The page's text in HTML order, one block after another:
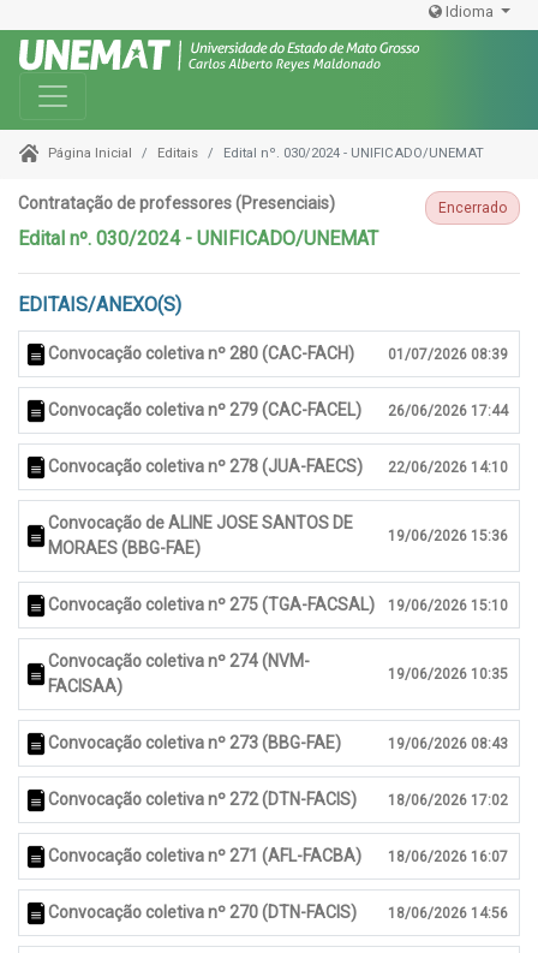
Idioma
Toggle navigation
Página Inicial Editais Edital nº. 030/2024 - UNIFICADO/UNEMAT
Contratação de professores (Presenciais) Encerrado
Edital nº. 030/2024 - UNIFICADO/UNEMAT
EDITAIS/ANEXO(S)
Convocação coletiva nº 280 (CAC-FACH) 01/07/2026 08:39
Convocação coletiva nº 279 (CAC-FACEL) 26/06/2026 17:44
Convocação coletiva nº 278 (JUA-FAECS) 22/06/2026 14:10
Convocação de ALINE JOSE SANTOS DE
MORAES (BBG-FAE)
19/06/2026 15:36
Convocação coletiva nº 275 (TGA-FACSAL) 19/06/2026 15:10
Convocação coletiva nº 274 (NVM-
FACISAA)
19/06/2026 10:35
Convocação coletiva nº 273 (BBG-FAE) 19/06/2026 08:43
Convocação coletiva nº 272 (DTN-FACIS) 18/06/2026 17:02
Convocação coletiva nº 271 (AFL-FACBA) 18/06/2026 16:07
Convocação coletiva nº 270 (DTN-FACIS) 18/06/2026 14:56